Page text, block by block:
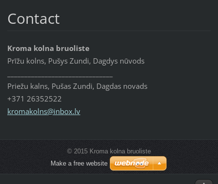
Contact
Kroma kolna bruoliste
Prīžu kolns, Pušys Zundi, Dagdys nūvods
Priežu kalns, Pušas Zundi, Dagdas novads
+371 26352522
kromakolns@inbox.lv
© 2015 Kroma kolna bruoliste
Make a free website